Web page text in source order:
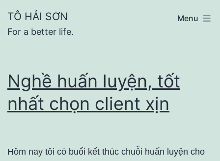
content
TÔ HẢI SƠN
For a better life.
Menu
Nghề huấn luyện, tốt
nhất chọn client xịn
Hôm nay tôi có buổi kết thúc chuỗi huấn luyện cho